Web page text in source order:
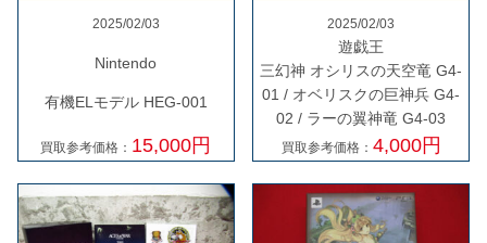
2025/02/03
Nintendo
有機ELモデル HEG-001
買取参考価格： 15,000円
2025/02/03
遊戯王
三幻神 オシリスの天空竜 G4-
01 / オベリスクの巨神兵 G4-
02 / ラーの翼神竜 G4-03
買取参考価格： 4,000円